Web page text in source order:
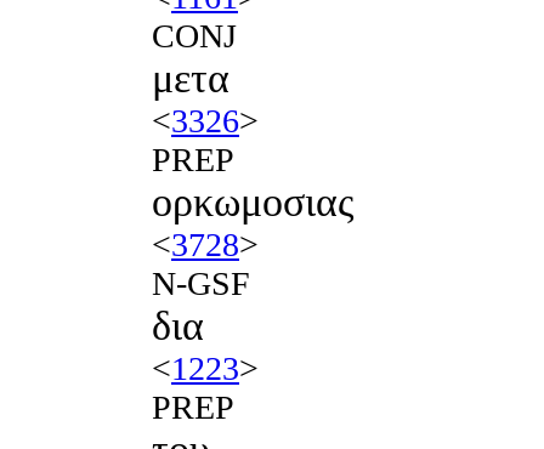
CONJ
μετα
<3326>
PREP
ορκωμοσιας
<3728>
N-GSF
δια
<1223>
PREP